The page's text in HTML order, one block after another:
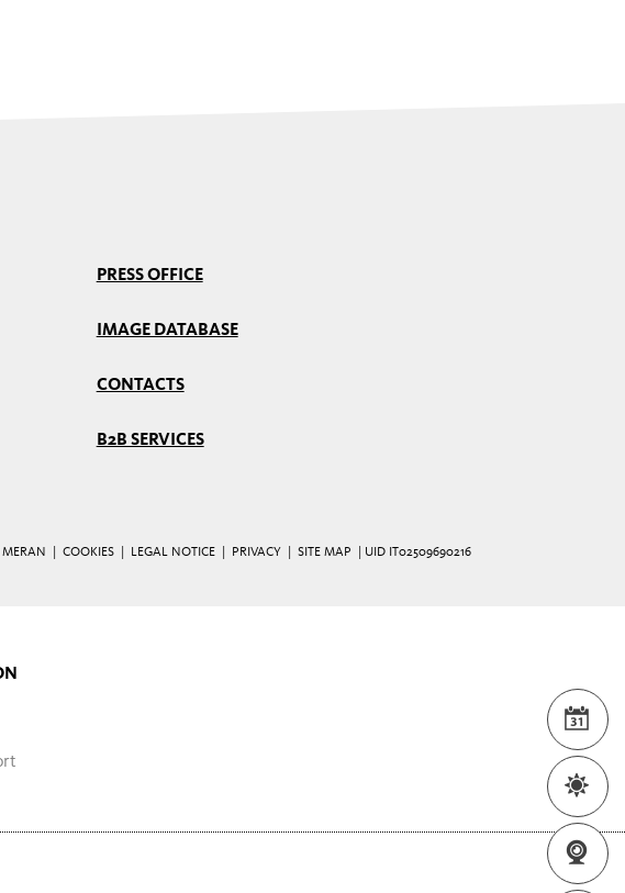
PRESS OFFICE
IMAGE DATABASE
CONTACTS
B2B SERVICES
MERAN | COOKIES LEGAL NOTICE PRIVACY SITE MAP | UID IT02509690216